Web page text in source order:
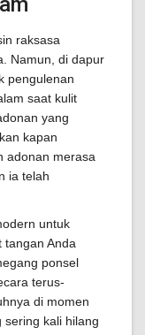
raksasa
Namun, di dapur
pengulenan
saat kulit
yang
kapan
adonan merasa
ia telah
untuk
tangan Anda
ponsel
terus-
di momen
sering kali hilang